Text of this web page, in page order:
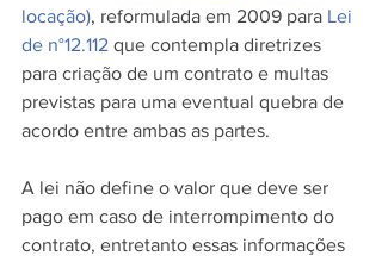
locação), reformulada em 2009 para Lei
de n°12.112 que contempla diretrizes
para criação de um contrato e multas
previstas para uma eventual quebra de
acordo entre ambas as partes.
A lei não define o valor que deve ser
pago em caso de interrompimento do
contrato, entretanto essas informações